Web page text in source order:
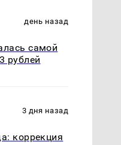
день назад
самой
рублей
3 дня назад
коррекция